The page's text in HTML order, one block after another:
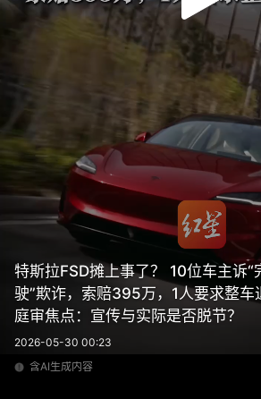
特斯拉FSD摊上事了？ 10位车主诉“
驶”欺诈，索赔395万，1人要求整车
庭审焦点：宣传与实际是否脱节？
2026-05-30 00:23
含AI生成内容